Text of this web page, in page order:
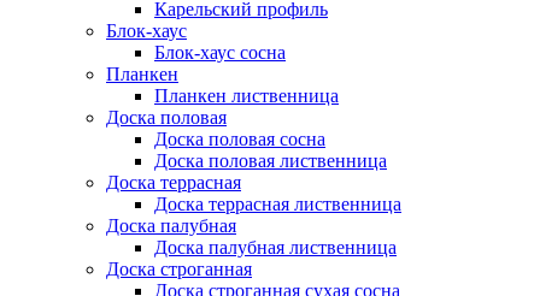
Карельский профиль
Блок-хаус
Блок-хаус сосна
Планкен
Планкен лиственница
Доска половая
Доска половая сосна
Доска половая лиственница
Доска террасная
Доска террасная лиственница
Доска палубная
Доска палубная лиственница
Доска строганная
Доска строганная сухая сосна